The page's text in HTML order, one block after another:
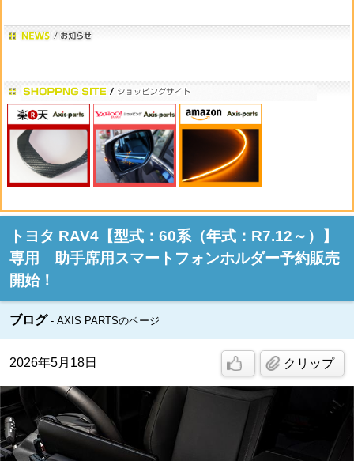
トヨタ RAV4【型式：60系（年式：R7.12～）】
専用 助手席用スマートフォンホルダー予約販売
開始！
ブログ AXIS PARTSのページ
2026年5月18日 クリップ